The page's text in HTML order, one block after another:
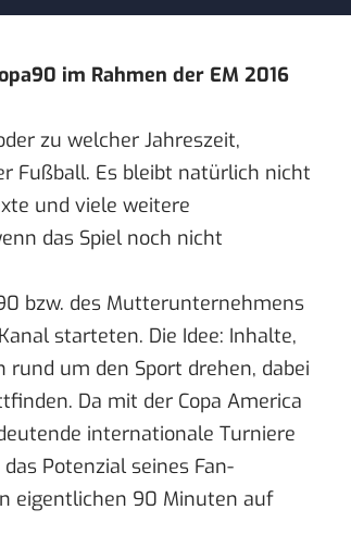
im Rahmen der EM 2016
zu welcher Jahreszeit,
Fußball. Es bleibt natürlich nicht
und viele weitere
das Spiel noch nicht
bzw. des Mutterunternehmens
starteten. Die Idee: Inhalte,
rund um den Sport drehen, dabei
Da mit der Copa America
internationale Turniere
Potenzial seines Fan-
eigentlichen 90 Minuten auf